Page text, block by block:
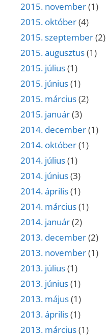
2015. november(1)
2015. október(4)
2015. szeptember(2)
2015. augusztus(1)
2015. július(1)
2015. június(1)
2015. március(2)
2015. január(3)
2014. december(1)
2014. október(1)
2014. július(1)
2014. június(3)
2014. április(1)
2014. március(1)
2014. január(2)
2013. december(2)
2013. november(1)
2013. július(1)
2013. június(1)
2013. május(1)
2013. április(1)
2013. március(1)